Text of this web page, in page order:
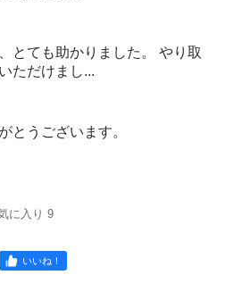
とても助かりました。 やり取
ただけまし...
とうございます。
に入り 9
いいね！